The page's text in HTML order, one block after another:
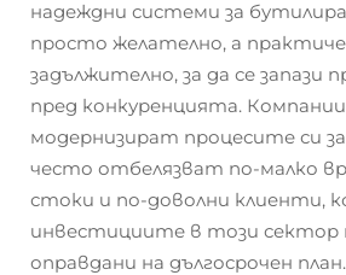
надеждни системи за
просто желателно, а
задължително, за да се
пред конкуренцията.
модернизират процесите си
често отбелязват по-малко
стоки и по-доволни клиенти,
инвестициите в този сектор
оправдани на дългосрочен план.